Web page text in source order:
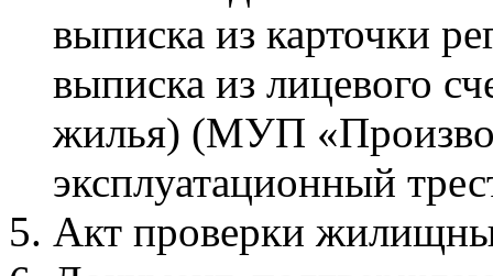
выписка из карточки
выписка из лицевого
жилья) (МУП
эксплуатационный
Акт проверки